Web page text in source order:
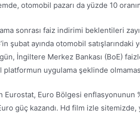
otomobil pazarı da yüzde 10
sonrası faiz indirimi beklentileri
şubat ayında otomobil
gün, İngiltere Merkez Bankası (BoE)
platformun uygulama şeklinde
Eurostat, Euro Bölgesi
güç kazandı. Hd film izle